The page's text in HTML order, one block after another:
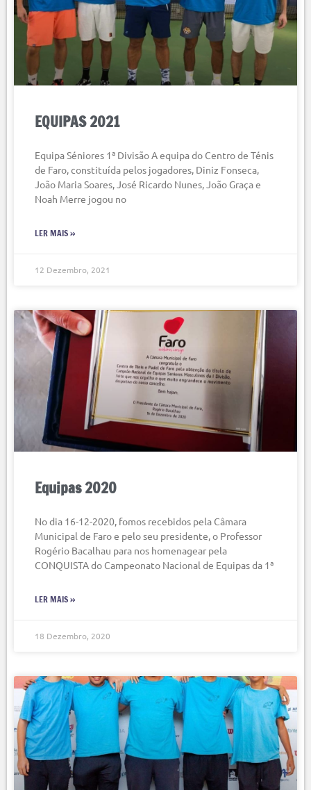
EQUIPAS 2021
Equipa Séniores 1ª Divisão A equipa do Centro de Ténis
de Faro, constituída pelos jogadores, Diniz Fonseca,
João Maria Soares, José Ricardo Nunes, João Graça e
Noah Merre jogou no
LER MAIS »
12 Dezembro, 2021
Equipas 2020
No dia 16-12-2020, fomos recebidos pela Câmara
Municipal de Faro e pelo seu presidente, o Professor
Rogério Bacalhau para nos homenagear pela
CONQUISTA do Campeonato Nacional de Equipas da 1ª
LER MAIS »
18 Dezembro, 2020